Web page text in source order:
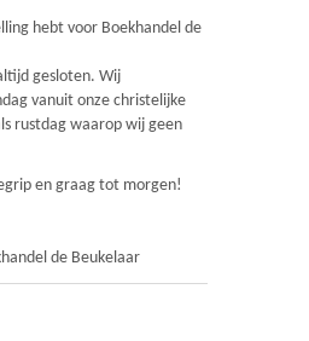
hebt voor Boekhandel de
gesloten. Wij
vanuit onze christelijke
rustdag waarop wij geen
en graag tot morgen!
de Beukelaar